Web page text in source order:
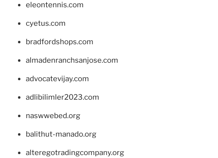
eleontennis.com
cyetus.com
bradfordshops.com
almadenranchsanjose.com
advocatevijay.com
adlibilimler2023.com
naswwebed.org
balithut-manado.org
alteregotradingcompany.org